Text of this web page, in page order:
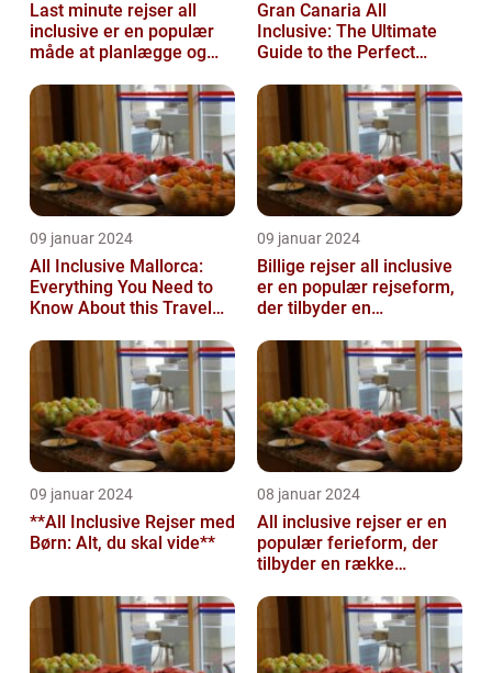
Last minute rejser all
inclusive er en populær
måde at planlægge og
Gran Canaria All
Inclusive: The Ultimate
Guide to the Perfect
09 januar 2024
All Inclusive Mallorca:
Everything You Need to
Know About this Travel
09 januar 2024
Billige rejser all inclusive
er en populær rejseform,
der tilbyder en
alt inklu...
09 januar 2024
**All Inclusive Rejser med
Børn: Alt, du skal vide**
08 januar 2024
All inclusive rejser er en
populær ferieform, der
tilbyder en række
rejsende...